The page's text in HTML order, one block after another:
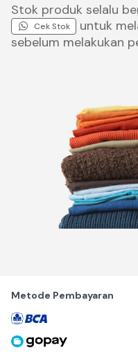
Stok produk selalu
Cek Stok
untuk
sebelum melakukan
Metode Pembayaran